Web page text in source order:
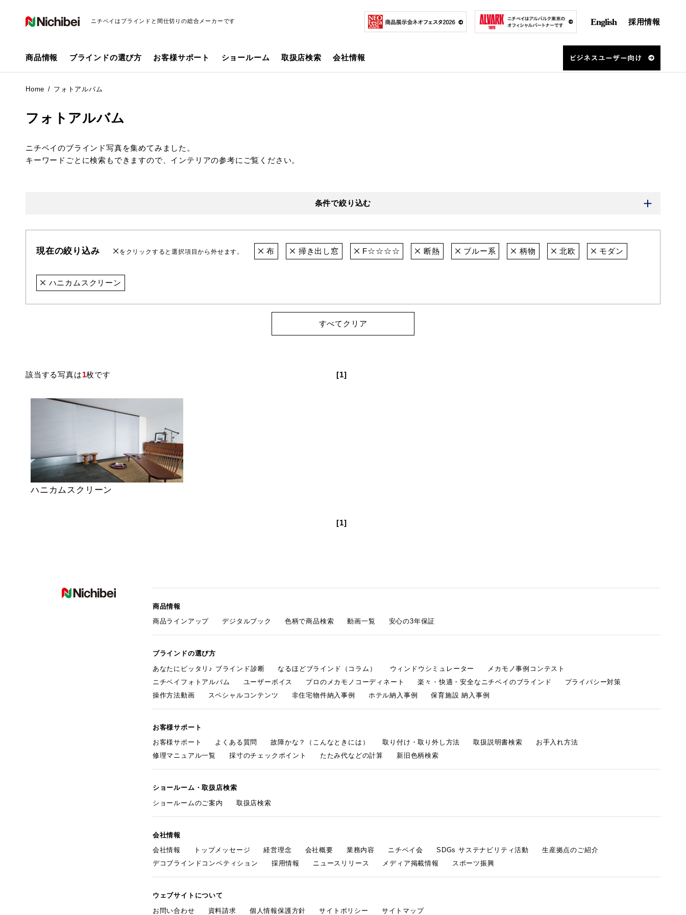
ニチベイはブラインドと間仕切りの総合メーカーです English 採用情報
商品情報 ブラインドの選び方 お客様サポート ショールーム 取扱店検索 会社情報
Home フォトアルバム
フォトアルバム
ニチベイのブラインド写真を集めてみました。
キーワードごとに検索もできますので、インテリアの参考にご覧ください。
条件で絞り込む
現在の絞り込み をクリックすると選択項目から外せます。 布 掃き出し窓 F☆☆☆☆ 断熱 ブルー系 柄物 北欧 モダン
ハニカムスクリーン
すべてクリア
該当する写真は1枚です [1]
ハニカムスクリーン
[1]
商品情報
商品ラインアップ
デジタルブック 色柄で商品検索 動画一覧 安心の3年保証
ブラインドの選び方
あなたにピッタリ♪ ブラインド診断
なるほどブラインド（コラム） ウィンドウシミュレーター
メカモノ事例コンテスト
ニチベイフォトアルバム
ユーザーボイス プロのメカモノコーディネート 楽々・快適・安全なニチベイのブラインド
プライバシー対策
操作方法動画
スペシャルコンテンツ 非住宅物件納入事例 ホテル納入事例 保育施設 納入事例
お客様サポート
お客様サポート
よくある質問 故障かな？（こんなときには） 取り付け・取り外し方法 取扱説明書検索
お手入れ方法
修理マニュアル一覧
採寸のチェックポイント たたみ代などの計算 新旧色柄検索
ショールーム・取扱店検索
ショールームのご案内
取扱店検索
会社情報
会社情報
トップメッセージ 経営理念 会社概要 業務内容 ニチベイ会 SDGs サステナビリティ活動
生産拠点のご紹介
デコブラインドコンペティション
採用情報 ニュースリリース メディア掲載情報 スポーツ振興
ウェブサイトについて
お問い合わせ
資料請求 個人情報保護方針 サイトポリシー サイトマップ